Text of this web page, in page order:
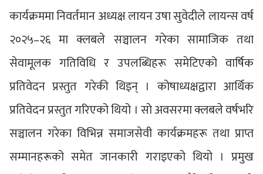
कार्यक्रममा निवर्तमान अध्यक्ष लायन उषा सुवेदीले लायन्स वर्ष
२०२५–२६ मा क्लबले सञ्चालन गरेका सामाजिक तथा
सेवामूलक गतिविधि र उपलब्धिहरू समेटिएको वार्षिक
प्रतिवेदन प्रस्तुत गरेकी थिइन् । कोषाध्यक्षद्वारा आर्थिक
प्रतिवेदन प्रस्तुत गरिएको थियो । सो अवसरमा क्लबले वर्षभरि
सञ्चालन गरेका विभिन्न समाजसेवी कार्यक्रमहरू तथा प्राप्त
सम्मानहरूको समेत जानकारी गराइएको थियो । प्रमुख